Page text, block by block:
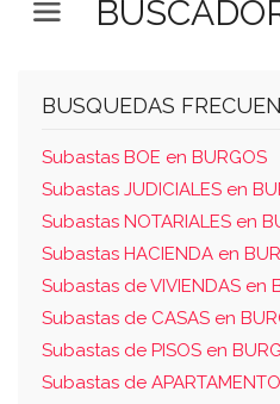
BUSQUEDAS
Subastas BOE en BURGOS
Subastas JUDICIALES en
Subastas NOTARIALES en
Subastas HACIENDA en
Subastas de VIVIENDAS en
Subastas de CASAS en
Subastas de PISOS en
Subastas de